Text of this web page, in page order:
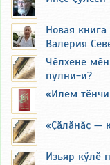
Новая
Валерия
Чӗлхене
пулни-и?
«Илем
«Ҫӑлӑнӑҫ —
Изьяр кӳлӗ